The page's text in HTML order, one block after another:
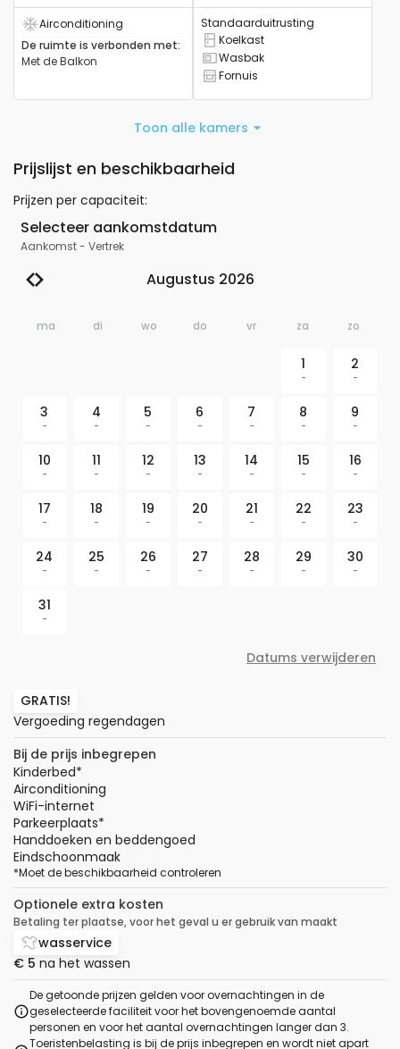
Het beschikt over airconditioning
Airconditioning
De ruimte is verbonden met:
Met deBalkon
Standaarduitrusting
Er is een koelkast
Koelkast
Het heeft een wastafel
Wasbak
Er is een fornuis
Fornuis
Toon alle kamers
Prijslijst en beschikbaarheid
Prijzen per capaciteit:
Selecteer aankomstdatum
Aankomst- Vertrek
Augustus 2026
ma di wo do vr za zo
1
-
2
-
3
-
4
-
5
-
6
-
7
-
8
-
9
-
10
-
11
-
12
-
13
-
14
-
15
-
16
-
17
-
18
-
19
-
20
-
21
-
22
-
23
-
24
-
25
-
26
-
27
-
28
-
29
-
30
-
31
-
Datums verwijderen
GRATIS!
Vergoeding regendagen
Bij de prijs inbegrepen
Kinderbed*
Airconditioning
WiFi-internet
Parkeerplaats*
Handdoeken en beddengoed
Eindschoonmaak
*Moet de beschikbaarheid controleren
Optionele extra kosten
Betaling ter plaatse, voor het geval u er gebruik van maakt
wasservice
€ 5 na het wassen
De getoonde prijzen gelden voor overnachtingen in de
geselecteerde faciliteit voor het bovengenoemde aantal
personen en voor het aantal overnachtingen langer dan 3.
Toeristenbelasting is bij de prijs inbegrepen en wordt niet apart